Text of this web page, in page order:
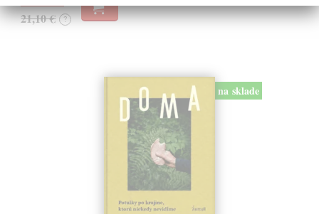
21,10 € ?
na sklade